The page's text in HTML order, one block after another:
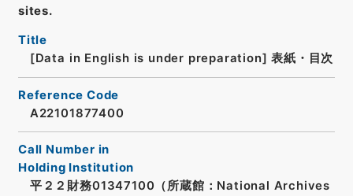
sites.
Title
[Data in English is under preparation] 表紙・目次
Reference Code
A22101877400
Call Number in
Holding Institution
平２２財務01347100（所蔵館：National Archives